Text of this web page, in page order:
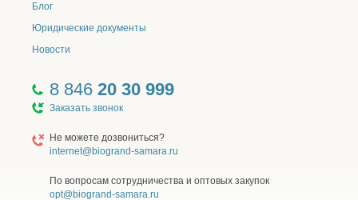
Блог
Юридические документы
Новости
8 846 20 30 999
Заказать звонок
Не можете дозвониться?
internet@biogrand-samara.ru
По вопросам сотрудничества и оптовых закупок
opt@biogrand-samara.ru